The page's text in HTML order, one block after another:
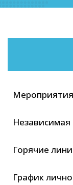
Мероприятия
Независимая
Горячие
График